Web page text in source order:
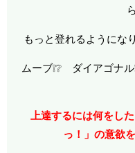
もっと登れるようにな
ムーブ❕❔ ダイアゴナ
上達するには何をし
っ！」の意欲